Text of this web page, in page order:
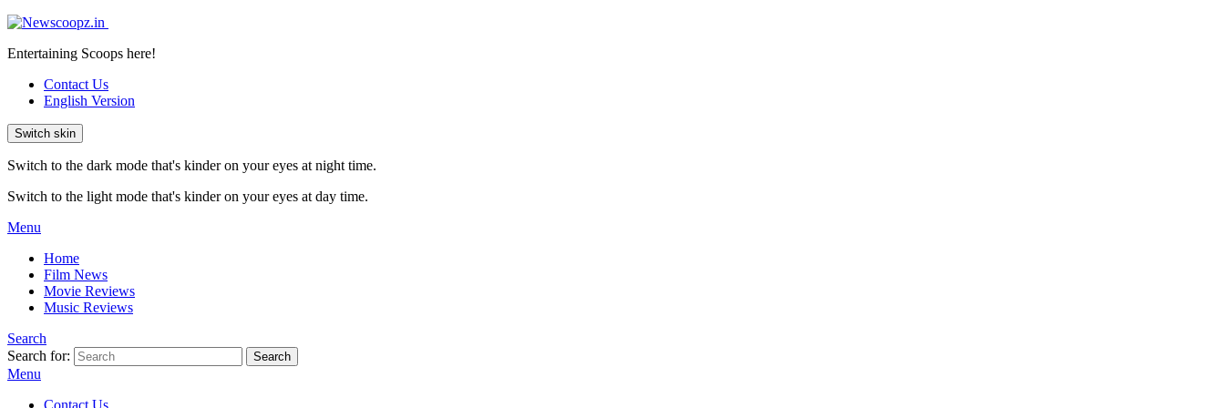
Entertaining Scoops here!
Contact Us
English Version
Switch skin
Switch to the dark mode that's kinder on your eyes at night time.
Switch to the light mode that's kinder on your eyes at day time.
Menu
Home
Film News
Movie Reviews
Music Reviews
Search
Search for:
Search
Menu
Contact Us